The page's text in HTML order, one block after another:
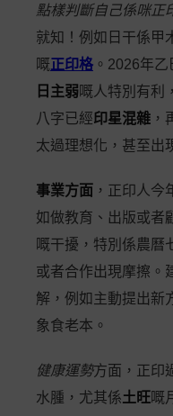
點樣判斷自己係咪正
就知！例如日干係甲
嘅正印格 。2026年
日主弱嘅人特別有利
八字已經印星混雜 ，
太過理想化，甚至出
事業方面 ，正印人今
如做教育、出版或者
嘅干擾，特別係農曆
或者合作出現摩擦。
解，例如主動提出新
象食老本。
健康運勢方面，正印
水腫，尤其係土旺嘅